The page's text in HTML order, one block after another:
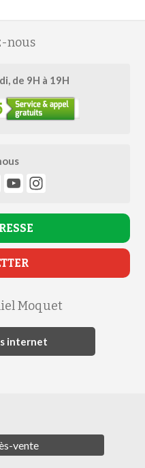
nous
de 9H à 19H
Moquet
internet
vente